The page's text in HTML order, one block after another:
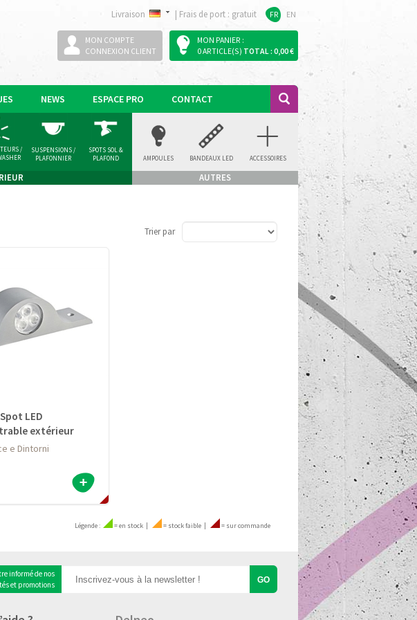
Livraison | Frais de port : gratuit FR EN
MON COMPTE
CONNEXION CLIENT
MON PANIER :
0 ARTICLE(S) TOTAL : 0,00 €
NEWS ESPACE PRO CONTACT
/
SUSPENSIONS /
PLAFONNIER
SPOTS SOL &
PLAFOND
AUTRES
AMPOULES BANDEAUX LED ACCESSOIRES
Trier par
LED
extérieur
e Dintorni
Légende : =en stock | = stock faible | = sur commande
informé de nos
et promotions